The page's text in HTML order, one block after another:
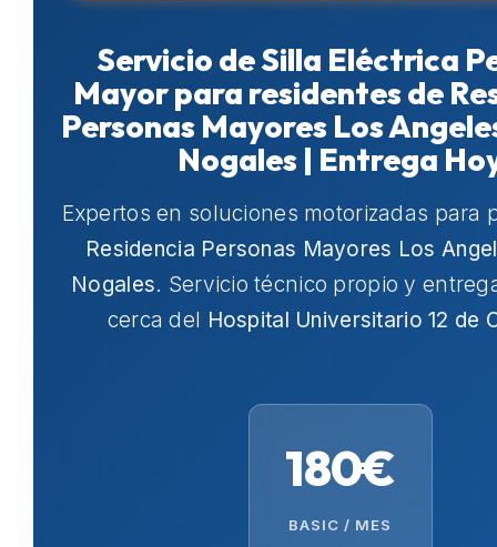
Servicio de Silla Eléctrica
Mayor para residentes de
Personas Mayores Los
Nogales | Entrega
Expertos en soluciones motorizadas para
Residencia Personas Mayores Los
Nogales. Servicio técnico propio y
cerca del Hospital Universitario 12 de
180€
BASIC / MES